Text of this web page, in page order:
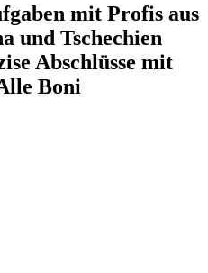
mit Profis aus
und Tschechien
Abschlüsse mit
Boni